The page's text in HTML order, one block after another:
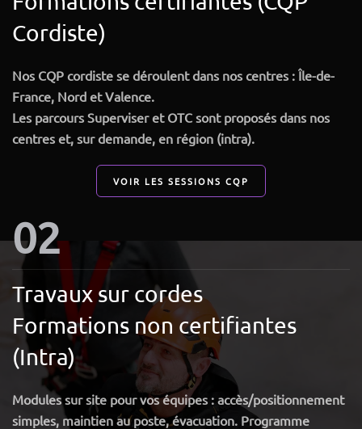
Cordiste)
Nos CQP cordiste se déroulent dans nos centres : Île-de-
France, Nord et Valence.
Les parcours Superviser et OTC sont proposés dans nos
centres et, sur demande, en région (intra).
VOIR LES SESSIONS CQP
02
Travaux sur cordes
Formations non certifiantes
(Intra)
Modules sur site pour vos équipes: accès/positionnement
simples, maintien au poste, évacuation. Programme